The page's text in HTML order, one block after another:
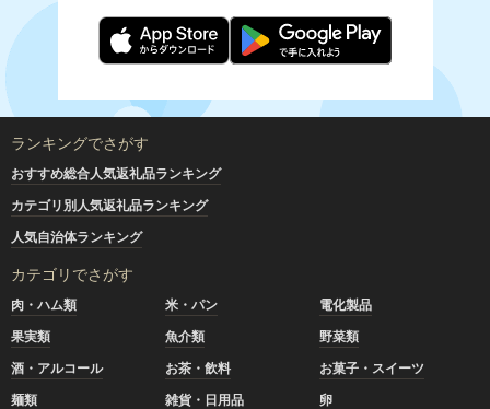
ランキングでさがす
おすすめ総合人気返礼品ランキング
カテゴリ別人気返礼品ランキング
人気自治体ランキング
カテゴリでさがす
肉・ハム類 米・パン
電化製品
果実類
魚介類
野菜類
酒・アルコール
お茶・飲料
お菓子・スイーツ
麺類
雑貨・日用品
卵